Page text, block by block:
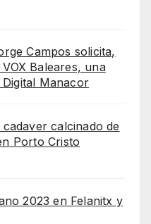
Campos solicita,
Baleares, una
Manacor
calcinado de
Porto Cristo
2023 en Felanitx y